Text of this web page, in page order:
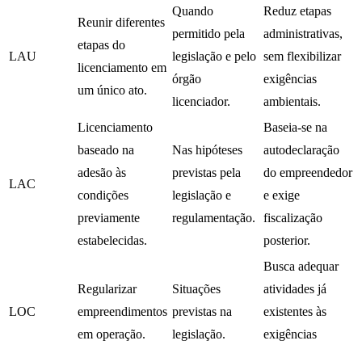
LAU
Reunir diferentes
etapas do
licenciamento em
um único ato.
Quando
permitido pela
legislação e pelo
órgão
licenciador.
Reduz etapas
administrativas,
sem flexibilizar
exigências
ambientais.
LAC
Licenciamento
baseado na
adesão às
condições
previamente
estabelecidas.
Nas hipóteses
previstas pela
legislação e
regulamentação.
Baseia-se na
autodeclaração
do empreendedor
e exige
fiscalização
posterior.
LOC
Regularizar
empreendimentos
em operação.
Situações
previstas na
legislação.
Busca adequar
atividades já
existentes às
exigências